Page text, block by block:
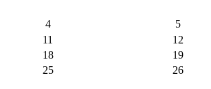
4 5
11 12
18 19
25 26